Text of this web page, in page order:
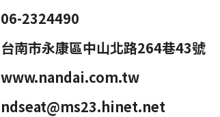
06-2324490
台南市永康區中山北路264巷43號
www.nandai.com.tw
ndseat@ms23.hinet.net